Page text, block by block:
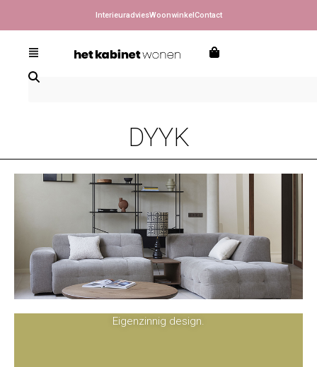
InterieuradviesWoonwinkelContact
DYYK
Eigenzinnig design.